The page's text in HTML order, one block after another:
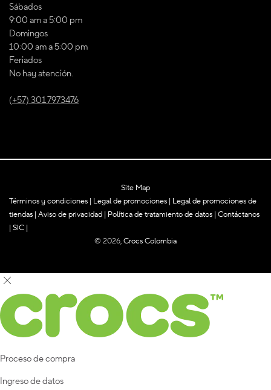
Sábados
9:00 am a 5:00 pm
Domingos
10:00 am a 5:00 pm
Feriados
No hay atención.
(+57) 301 7973476
Site Map
Términos y condiciones | Legal de promociones | Legal de promociones de
tiendas |Aviso de privacidad | Política de tratamiento de datos |Contáctanos
|SIC |
© 2026,Crocs Colombia
Proceso de compra
Ingreso de datos